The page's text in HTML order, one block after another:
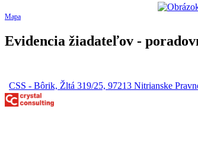
Mapa
Evidencia žiadateľov -
CSS - Bôrik, Žltá 319/25, 97213 Nitrianske